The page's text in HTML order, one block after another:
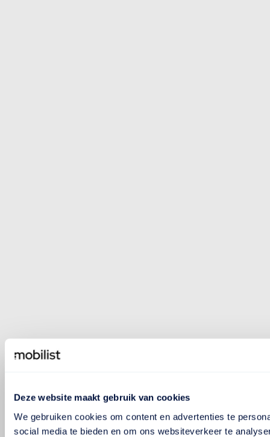
Deze website maakt gebruik van cookies
We gebruiken cookies om content en advertenties te
social media te bieden en om ons websiteverkeer te